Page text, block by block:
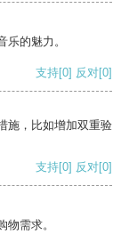
的魅力。
支持[0] 反对[0]
施，比如增加双重验
支持[0] 反对[0]
需求。